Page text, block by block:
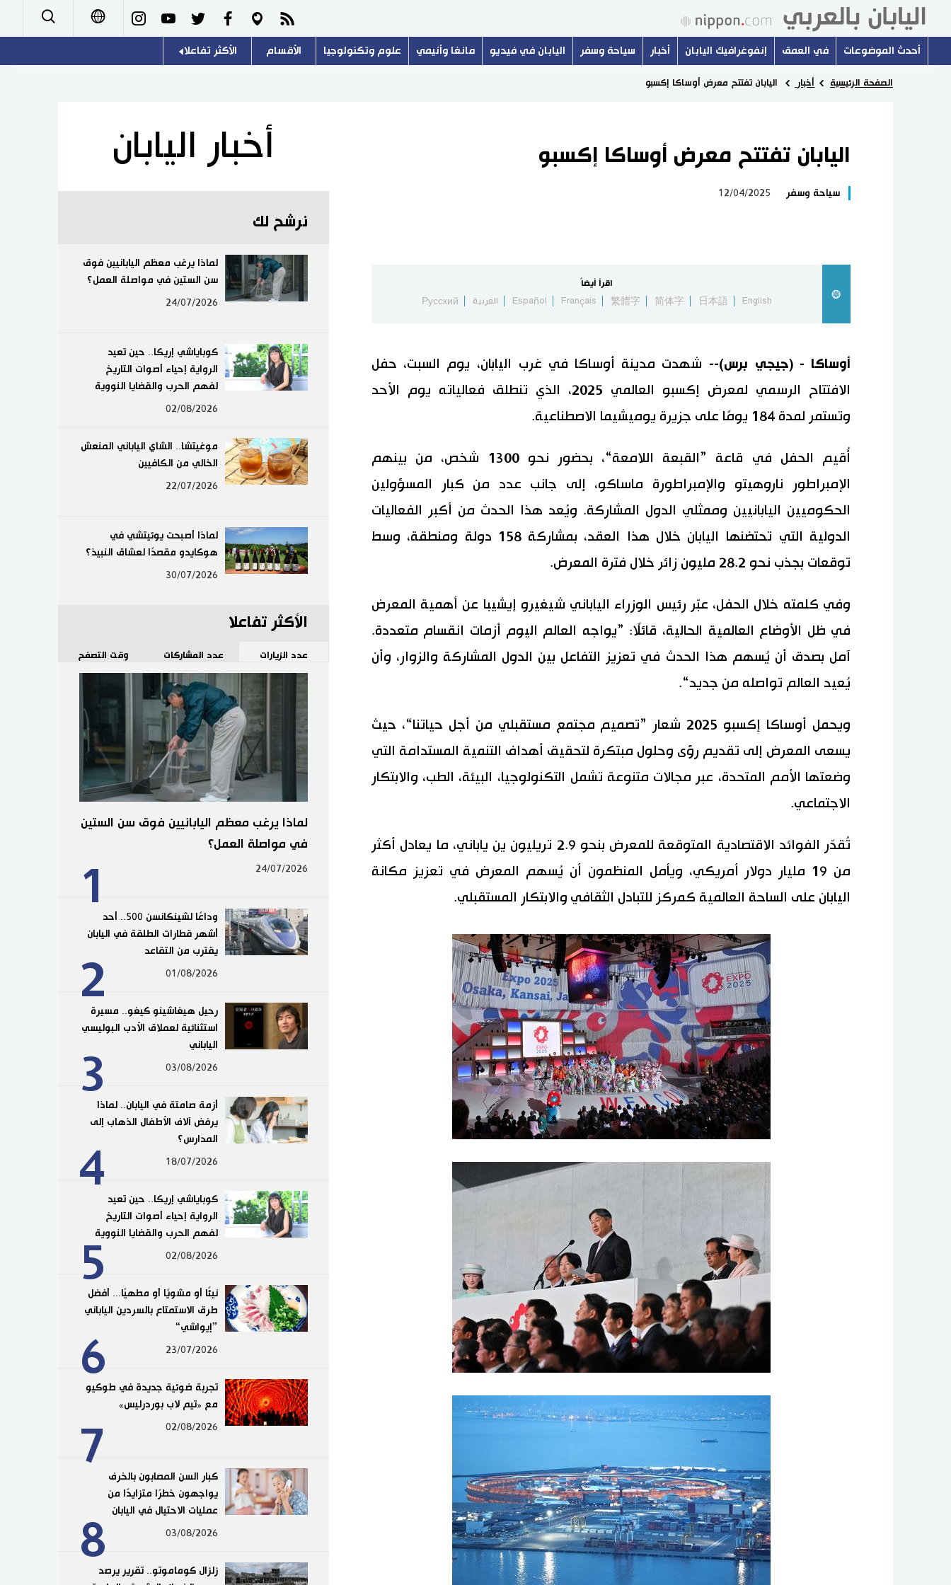
Русский
أحدث الموضوعات في العمق إنفوغرافيك اليابان أخبار سياحة وسفر اليابان في فيديو مانغا وأنيمي علوم وتكنولوجيا الأقسام
تجارب وآراء
سياسة
اقتصاد
مجتمع
ثقافة
طوكيو
الأكثر تفاعلا
هو وهي
المطبخ الياباني
الصفحة الرئيسية أخبار اليابان تفتتح معرض أوساكا إكسبو
اليابان تفتتح معرض أوساكا إكسبو
سياحة وسفر 12/04/2025
اقرأ أيضاً
English
日本語
简体字
繁體字
Français
Español العربية Русский
أوساكا - (جيجي برس)-- شهدت مدينة أوساكا في غرب اليابان، يوم السبت، حفل
الافتتاح الرسمي لمعرض إكسبو العالمي 2025، الذي تنطلق فعالياته يوم الأحد
وتستمر لمدة 184 يومًا على جزيرة يوميشيما الاصطناعية.
أُقيم الحفل في قاعة ”القبعة اللامعة“، بحضور نحو 1300 شخص، من بينهم
الإمبراطور ناروهيتو والإمبراطورة ماساكو، إلى جانب عدد من كبار المسؤولين
الحكوميين اليابانيين وممثلي الدول المشاركة. ويُعد هذا الحدث من أكبر الفعاليات
الدولية التي تحتضنها اليابان خلال هذا العقد، بمشاركة 158 دولة ومنطقة، وسط
توقعات بجذب نحو 28.2 مليون زائر خلال فترة المعرض.
وفي كلمته خلال الحفل، عبّر رئيس الوزراء الياباني شيغيرو إيشيبا عن أهمية المعرض
في ظل الأوضاع العالمية الحالية، قائلًا: ”يواجه العالم اليوم أزمات انقسام متعددة.
آمل بصدق أن يُسهم هذا الحدث في تعزيز التفاعل بين الدول المشاركة والزوار، وأن
يُعيد العالم تواصله من جديد“.
ويحمل أوساكا إكسبو 2025 شعار ”تصميم مجتمع مستقبلي من أجل حياتنا“، حيث
يسعى المعرض إلى تقديم رؤى وحلول مبتكرة لتحقيق أهداف التنمية المستدامة التي
وضعتها الأمم المتحدة، عبر مجالات متنوعة تشمل التكنولوجيا، البيئة، الطب، والابتكار
الاجتماعي.
تُقدّر الفوائد الاقتصادية المتوقعة للمعرض بنحو 2.9 تريليون ين ياباني، ما يعادل أكثر
من 19 مليار دولار أمريكي، ويأمل المنظمون أن يُسهم المعرض في تعزيز مكانة
اليابان على الساحة العالمية كمركز للتبادل الثقافي والابتكار المستقبلي.
أخبار اليابان
نرشح لك
لماذا يرغب معظم اليابانيين فوق
سن الستين في مواصلة العمل؟
24/07/2026
كوباياشي إريكا.. حين تعيد
الرواية إحياء أصوات التاريخ
لفهم الحرب والقضايا النووية
02/08/2026
موغيتشا.. الشاي الياباني المنعش
الخالي من الكافيين
22/07/2026
لماذا أصبحت يوئيتشي في
هوكايدو مقصدًا لعشاق النبيذ؟
30/07/2026
الأكثر تفاعلا
عدد الزيارات عدد المشاركات وقت التصفح
1
لماذا يرغب معظم اليابانيين فوق سن الستين
في مواصلة العمل؟
24/07/2026
2
وداعًا لشينكانسن 500.. أحد
أشهر قطارات الطلقة في اليابان
يقترب من التقاعد
01/08/2026
3
رحيل هيغاشينو كيغو.. مسيرة
استثنائية لعملاق الأدب البوليسي
الياباني
03/08/2026
4
أزمة صامتة في اليابان.. لماذا
يرفض آلاف الأطفال الذهاب إلى
المدارس؟
18/07/2026
5
كوباياشي إريكا.. حين تعيد
الرواية إحياء أصوات التاريخ
لفهم الحرب والقضايا النووية
02/08/2026
6
نيئًا أو مشويًا أو مطهيًا... أفضل
طرق الاستمتاع بالسردين الياباني
”إيواشي“
23/07/2026
7
تجربة ضوئية جديدة في طوكيو
مع «تيم لاب بوردرليس»
02/08/2026
8
كبار السن المصابون بالخرف
يواجهون خطرًا متزايدًا من
عمليات الاحتيال في اليابان
03/08/2026
زلزال كوماموتو.. تقرير يرصد